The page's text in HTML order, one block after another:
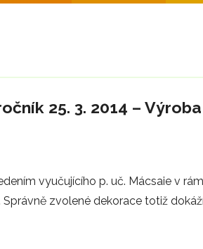
25. 3. 2014 –
vyučujícího p. uč. Mácsaie v
zvolené dekorace totiž